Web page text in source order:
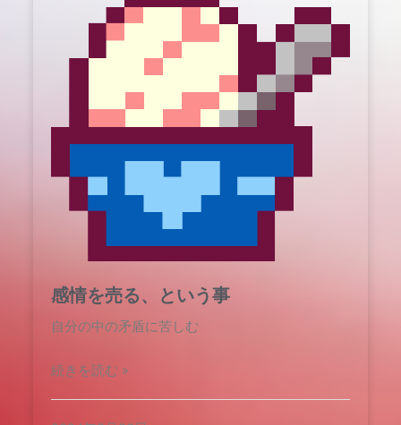
感情を売る、という事
自分の中の矛盾に苦しむ
続きを読む »